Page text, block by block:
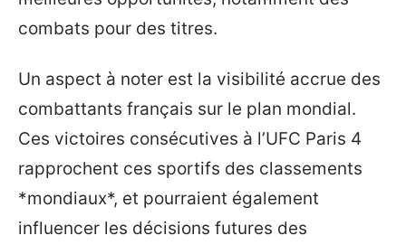
combats pour des titres.
Un aspect à noter est la visibilité accrue des
combattants français sur le plan mondial.
Ces victoires consécutives à l’UFC Paris 4
rapprochent ces sportifs des classements
*mondiaux*, et pourraient également
influencer les décisions futures des